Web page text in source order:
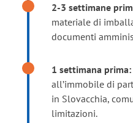
2-3 settimane
materiale di
documenti
1 settimana prima:
all’immobile di
in Slovacchia,
limitazioni.